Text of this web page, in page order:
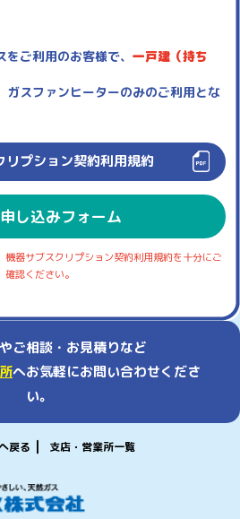
ご利用のお客様で、 一戸建（持ち
ガスファンヒーターのみのご利用とな
リプション契約利用規約
し込みフォーム
器サブスクリプション契約利用規約を十分にご
確認ください。
ご相談・お見積りなど
へお気軽にお問い合わせくださ
い。
戻る 支店・営業所一覧